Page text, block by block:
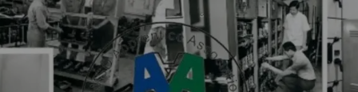
Skip
to
content